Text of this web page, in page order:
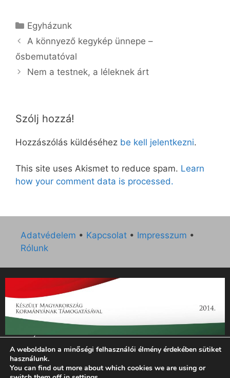
Kategória
Egyházunk
A könnyező kegykép ünnepe –
ősbemutatóval
Nem a testnek, a léleknek árt
Szólj hozzá!
Hozzászólás küldéséhez be kell jelentkezni.
This site uses Akismet to reduce spam. Learn
how your comment data is processed.
Adatvédelem • Kapcsolat • Impresszum •
Rólunk
„Az Új Ember katolikus hetilap 2014. évi működésének
támogatását az EGYH-KCP-14-P-0121 sz. támogatási
szerződés keretében 3 000 000 Ft összegben támogatta az
Emberi Erőforrások Minisztériuma.”
A weboldalon a minőségi felhasználói élmény érdekében sütiket
használunk.
You can find out more about which cookies we are using or